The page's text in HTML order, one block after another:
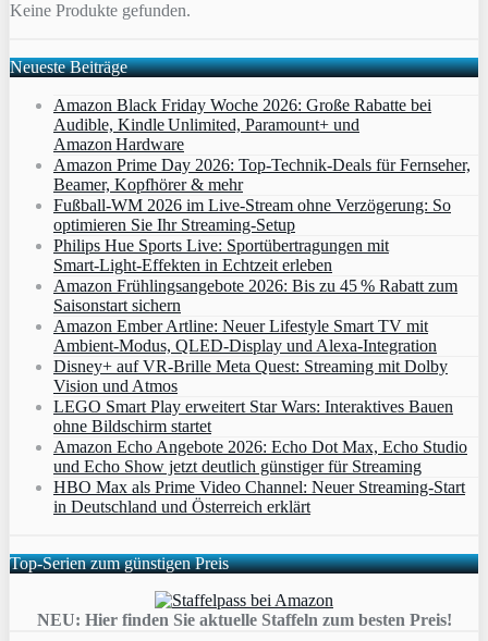
Keine Produkte gefunden.
Neueste Beiträge
Amazon Black Friday Woche 2026: Große Rabatte bei
Audible, Kindle Unlimited, Paramount+ und
Amazon Hardware
Amazon Prime Day 2026: Top-Technik-Deals für Fernseher,
Beamer, Kopfhörer & mehr
Fußball-WM 2026 im Live-Stream ohne Verzögerung: So
optimieren Sie Ihr Streaming-Setup
Philips Hue Sports Live: Sportübertragungen mit
Smart‑Light‑Effekten in Echtzeit erleben
Amazon Frühlingsangebote 2026: Bis zu 45 % Rabatt zum
Saisonstart sichern
Amazon Ember Artline: Neuer Lifestyle Smart TV mit
Ambient‑Modus, QLED‑Display und Alexa‑Integration
Disney+ auf VR-Brille Meta Quest: Streaming mit Dolby
Vision und Atmos
LEGO Smart Play erweitert Star Wars: Interaktives Bauen
ohne Bildschirm startet
Amazon Echo Angebote 2026: Echo Dot Max, Echo Studio
und Echo Show jetzt deutlich günstiger für Streaming
HBO Max als Prime Video Channel: Neuer Streaming‑Start
in Deutschland und Österreich erklärt
Top-Serien zum günstigen Preis
NEU: Hier finden Sie aktuelle Staffeln zum besten Preis!